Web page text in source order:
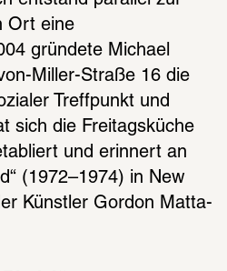
Ort eine
gründete Michael
Miller-Straße 16 die
Treffpunkt und
sich die Freitagsküche
und erinnert an
(1972–1974) in New
Künstler Gordon Matta-